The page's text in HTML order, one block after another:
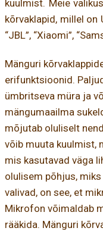
kuulmist. Meie
kõrvaklapid, millel on
“JBL”, “Xiaomi”,
Mänguri
erifunktsioonid.
ümbritseva müra ja
mängumaailma
mõjutab oluliselt
võib muuta kuulmist,
mis kasutavad väga
olulisem põhjus,
valivad, on see, et
Mikrofon võimaldab
rääkida. Mänguri